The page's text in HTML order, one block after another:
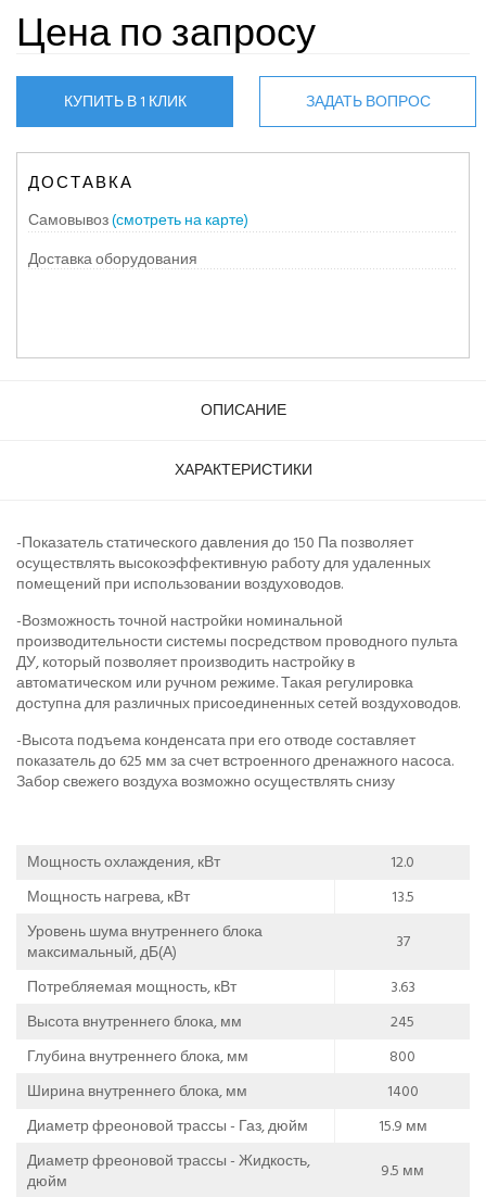
Цена по запросу
КУПИТЬ В 1 КЛИК ЗАДАТЬ ВОПРОС
ДОСТАВКА
Самовывоз(смотреть на карте)
Доставка оборудования
ОПИСАНИЕ
ХАРАКТЕРИСТИКИ
-Показатель статического давления до 150 Па позволяет
осуществлять высокоэффективную работу для удаленных
помещений при использовании воздуховодов.
-Возможность точной настройки номинальной
производительности системы посредством проводного пульта
ДУ, который позволяет производить настройку в
автоматическом или ручном режиме. Такая регулировка
доступна для различных присоединенных сетей воздуховодов.
-Высота подъема конденсата при его отводе составляет
показатель до 625 мм за счет встроенного дренажного насоса.
Забор свежего воздуха возможно осуществлять снизу
Мощность охлаждения, кВт
12.0
Мощность нагрева, кВт
13.5
Уровень шума внутреннего блока
максимальный, дБ(А)
37
Потребляемая мощность, кВт
3.63
Высота внутреннего блока, мм
245
Глубина внутреннего блока, мм
800
Ширина внутреннего блока, мм
1400
Диаметр фреоновой трассы - Газ, дюйм
15.9 мм
Диаметр фреоновой трассы - Жидкость,
дюйм
9.5 мм